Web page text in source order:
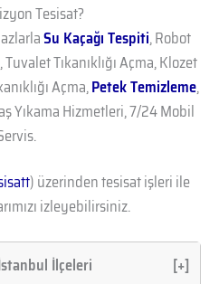
Tesisat?
Su Kaçağı Tespiti, Robot
, Tuvalet Tıkanıklığı Açma, Klozet
Açma,Petek Temizleme,
Yıkama Hizmetleri, 7/24 Mobil
) üzerinden tesisat işleri ile
izleyebilirsiniz.
İlçeleri [+]